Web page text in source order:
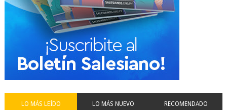
LO MÁS LEÍDO LO MÁS NUEVO RECOMENDADO